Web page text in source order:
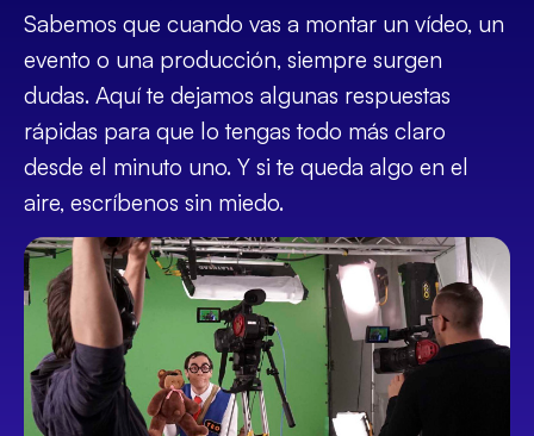
Sabemos que cuando vas a montar un vídeo, un
evento o una producción, siempre surgen
dudas. Aquí te dejamos algunas respuestas
rápidas para que lo tengas todo más claro
desde el minuto uno. Y si te queda algo en el
aire, escríbenos sin miedo.